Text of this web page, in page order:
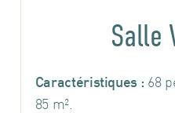
Salle
Caractéristiques : 68
85 m².